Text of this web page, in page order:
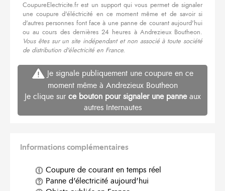
CoupureElectricite.fr est un support qui vous permet de signaler
une coupure d'éléctricité en ce moment même et de savoir si
d'autres personnes font face à une panne de courant aujourd'hui
ou au cours des dernières 24 heures à Andrezieux Boutheon.
Vous êtes sur un site indépendant et non associé à toute société
de distribution d'électricité en France.
Je signale publiquement une coupure en ce
moment même à Andrezieux Boutheon
Je clique sur ce bouton pour signaler une panneaux
autres Internautes
Informations complémentaires
Coupure de courant en temps réel
Panne d'électricité aujourd'hui